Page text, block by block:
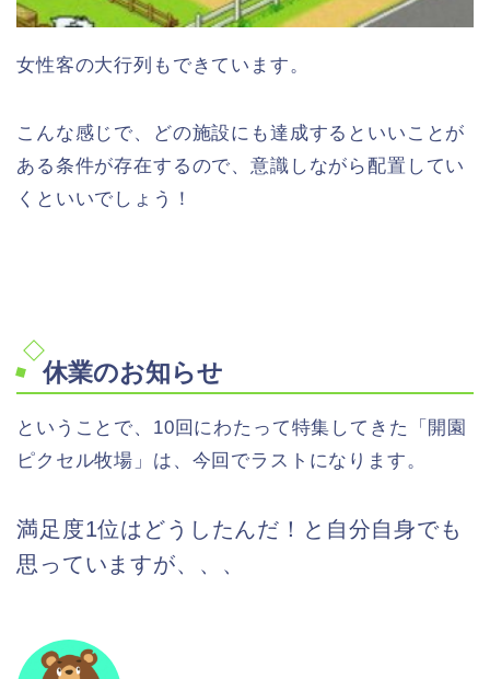
女性客の大行列もできています。
こんな感じで、どの施設にも達成するといいことが
ある条件が存在するので、意識しながら配置してい
くといいでしょう！
休業のお知らせ
ということで、10回にわたって特集してきた「開園
ピクセル牧場」は、今回でラストになります。
満足度1位はどうしたんだ！と自分自身でも
思っていますが、、、